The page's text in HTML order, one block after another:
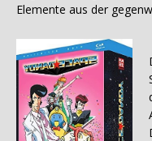
Elemente aus der